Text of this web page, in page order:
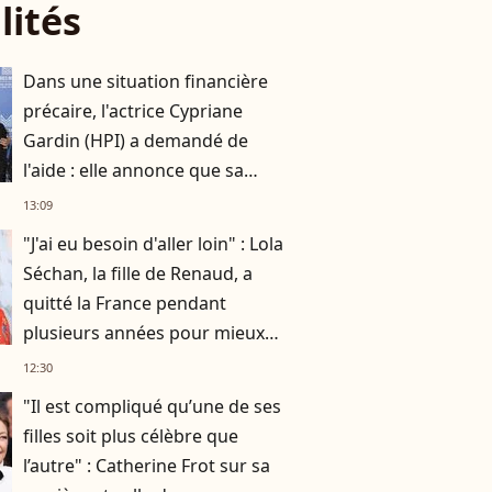
Dans une situation financière
précaire, l'actrice Cypriane
Gardin (HPI) a demandé de
l'aide : elle annonce que sa
cagnotte dépasse déjà les 5 000
13:09
"J'ai eu besoin d'aller loin" : Lola
Séchan, la fille de Renaud, a
quitté la France pendant
plusieurs années pour mieux
se retrouver
12:30
"Il est compliqué qu’une de ses
filles soit plus célèbre que
l’autre" : Catherine Frot sur sa